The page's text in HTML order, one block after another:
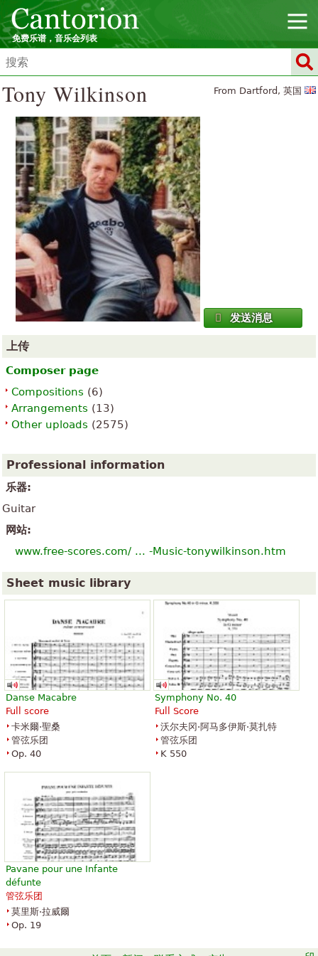
免费乐谱，音乐会列表
From Dartford, 英国
Tony Wilkinson
发送消息
上传
Composer page
Compositions (6)
Arrangements (13)
Other uploads (2575)
Professional information
乐器:
Guitar
网站:
www.free-scores.com/ ... -Music-tonywilkinson.htm
Sheet music library
Danse Macabre
Full score
卡米爾·聖桑
管弦乐团
Op. 40
Symphony No. 40
Full Score
沃尔夫冈·阿马多伊斯·莫扎特
管弦乐团
K 550
Pavane pour une Infante
défunte
管弦乐团
莫里斯·拉威爾
Op. 19